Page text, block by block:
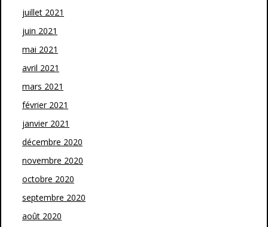
juillet 2021
juin 2021
mai 2021
avril 2021
mars 2021
février 2021
janvier 2021
décembre 2020
novembre 2020
octobre 2020
septembre 2020
août 2020